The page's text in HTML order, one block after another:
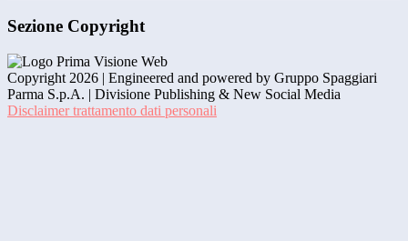
Sezione Copyright
Copyright 2026 | Engineered and powered by Gruppo Spaggiari
Parma S.p.A. | Divisione Publishing & New Social Media
Disclaimer trattamento dati personali